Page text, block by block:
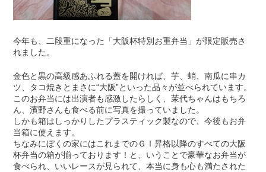
今年も、二段重になった「大阪杯特別お重弁当」が限定販売さ
れました。
金色と黒の高級感あふれる蓋を開ければ、芋、蛸、南瓜に串カ
ツ、タコ焼きとまさに“大阪”といった品々が並べられています。
このお弁当には出演者も感激したらしく、茉代ちゃんはもちろ
ん、濱野さんも食べる前に写真を撮っていました。
しかも箱はしっかりしたプラスティック製なので、今後もお弁
当箱に使えます。
ちなみにぼくの家にはこれまでのＧⅠ昇格以降のすべての大阪
杯弁当の箱が揃っております！と、いうことで豪華なお弁当が
食べられ、いいレースが見られて、本当に身も心も満たされた